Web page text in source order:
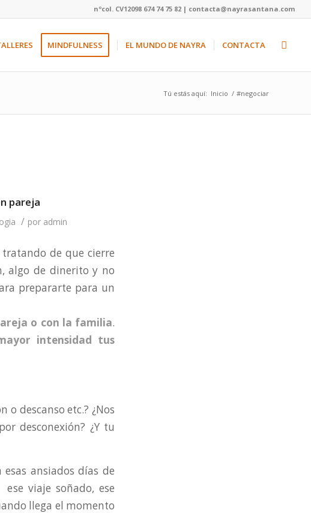
nºcol. CV12098 674 74 75 82 | contacta@nayrasantana.com
MINDFULNESS EL MUNDO DE NAYRA CONTACTA
Tú estás aquí: Inicio / #negociar
pareja
/ por admin
de que cierre
algo de dinerito y no
prepararte para un
o con la familia.
intensidad tus
o descanso etc.? ¿Nos
desconexión? ¿Y tu
ansiados días de
viaje soñado, ese
llega el momento